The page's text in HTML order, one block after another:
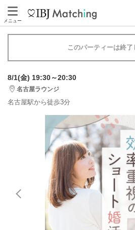
メニュー
このパーティーは終了
8/1(金) 19:30～20:30
名古屋ラウンジ
名古屋駅から徒歩3分